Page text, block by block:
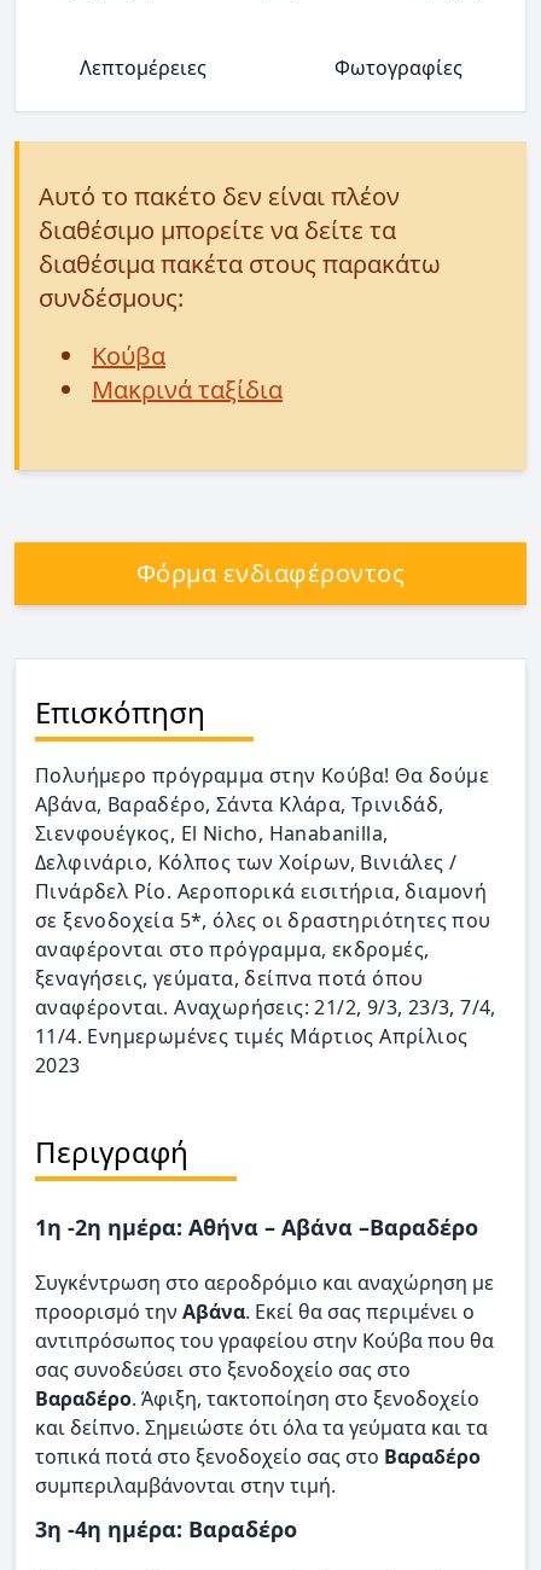
Λεπτομέρειες Φωτογραφίες
Αυτό το πακέτο δεν είναι πλέον
διαθέσιμο μπορείτε να δείτε τα
διαθέσιμα πακέτα στους παρακάτω
συνδέσμους:
Κούβα
Μακρινά ταξίδια
Φόρμα ενδιαφέροντος
Επισκόπηση
Πολυήμερο πρόγραμμα στην Κούβα! Θα δούμε
Αβάνα, Βαραδέρο, Σάντα Κλάρα, Τρινιδάδ,
Σιενφουέγκος, El Nicho, Hanabanilla,
Δελφινάριο, Κόλπος των Χοίρων, Βινιάλες /
Πινάρδελ Ρίο. Αεροπορικά εισιτήρια, διαμονή
σε ξενοδοχεία 5*, όλες οι δραστηριότητες που
αναφέρονται στο πρόγραμμα, εκδρομές,
ξεναγήσεις, γεύματα, δείπνα ποτά όπου
αναφέρονται. Αναχωρήσεις: 21/2, 9/3, 23/3, 7/4,
11/4. Ενημερωμένες τιμές Μάρτιος Απρίλιος
2023
Περιγραφή
1η -2η ημέρα: Αθήνα – Αβάνα –Βαραδέρο
Συγκέντρωση στο αεροδρόμιο και αναχώρηση με
προορισμό την Αβάνα. Εκεί θα σας περιμένει ο
αντιπρόσωπος του γραφείου στην Κούβα που θα
σας συνοδεύσει στο ξενοδοχείο σας στο
Βαραδέρο. Άφιξη, τακτοποίηση στο ξενοδοχείο
και δείπνο. Σημειώστε ότι όλα τα γεύματα και τα
τοπικά ποτά στο ξενοδοχείο σας στο Βαραδέρο
συμπεριλαμβάνονται στην τιμή.
3η -4η ημέρα: Βαραδέρο